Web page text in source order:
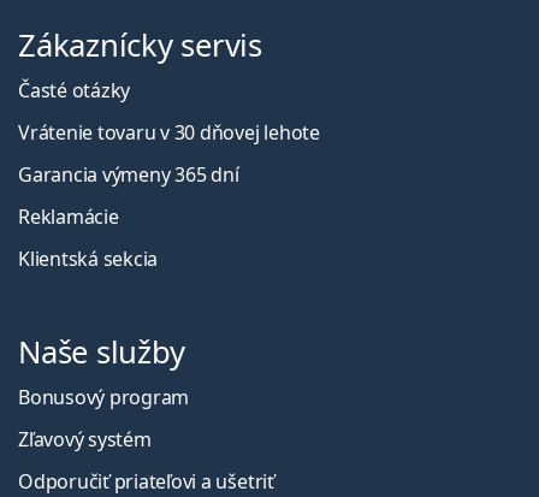
Zákaznícky servis
Časté otázky
Vrátenie tovaru v 30 dňovej lehote
Garancia výmeny 365 dní
Reklamácie
Klientská sekcia
Naše služby
Bonusový program
Zľavový systém
Odporučiť priateľovi a ušetriť